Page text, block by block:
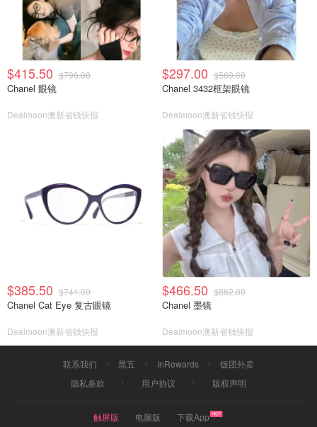
$415.50 $796.00
Chanel 眼镜
Dealmoon澳新省钱快报
$297.00 $569.00
Chanel 3432框架眼镜
Dealmoon澳新省钱快报
$385.50 $741.00
Chanel Cat Eye 复古眼镜
Dealmoon澳新省钱快报
$466.50 $862.00
Chanel 墨镜
Dealmoon澳新省钱快报
联系我们 黑五 InRewards
饭团外卖
隐私条款
用户协议 版权声明
触屏版 电脑版 下载App